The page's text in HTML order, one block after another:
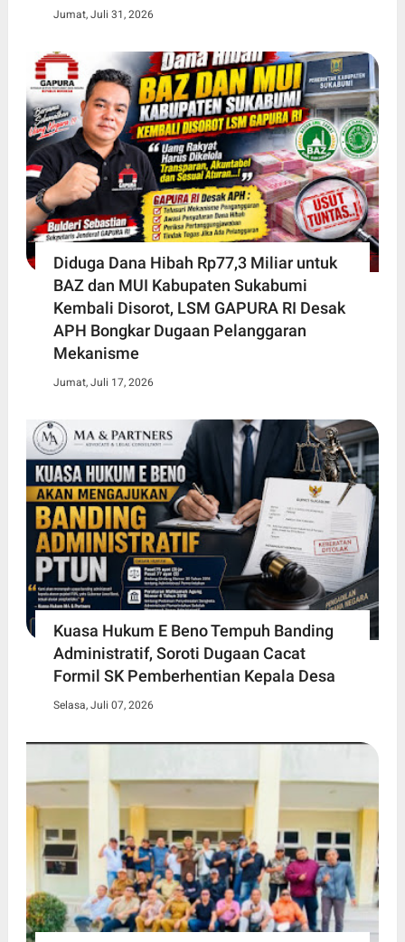
Jumat, Juli 31, 2026
Diduga Dana Hibah Rp77,3 Miliar untuk
BAZ dan MUI Kabupaten Sukabumi
Kembali Disorot, LSM GAPURA RI Desak
APH Bongkar Dugaan Pelanggaran
Mekanisme
Jumat, Juli 17, 2026
Kuasa Hukum E Beno Tempuh Banding
Administratif, Soroti Dugaan Cacat
Formil SK Pemberhentian Kepala Desa
Selasa, Juli 07, 2026